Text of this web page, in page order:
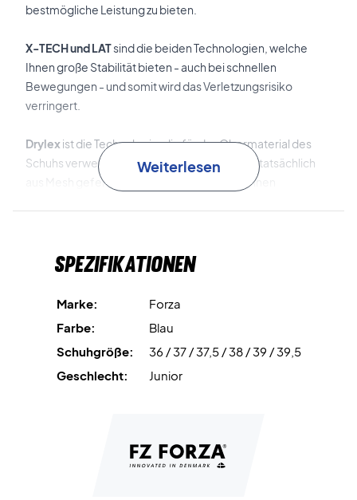
bestmögliche Leistung zu bieten.
X-TECH und LATsind die beiden Technologien, welche
Ihnen große Stabilität bieten - auch bei schnellen
Bewegungen - und somit wird das Verletzungsrisiko
verringert.
Drylexist die Technologie, die für das Obermaterial des
Schuhs verwendet wird. Das Obermaterial ist tatsächlich
aus Mesh gefertigt. Das bedeutet, dass du einen
FZorb+ist eine weitere Technologie in diesem Schuh. Sie
Stabilität für die schnellen Bewegungen gibt, sowie einen
guten Komfort. Darüber hinaus erhalten Sie die
Möglichkeit, das Verletzungsrisiko zu verringern.
Forza Badmintonschuhe - Gute Möglichkeit für gute
Weiterlesen
Spezifikationen
Marke:
Forza
Farbe:
Blau
Schuhgröße:
36 / 37 / 37,5 / 38 / 39 / 39,5
Geschlecht:
Junior